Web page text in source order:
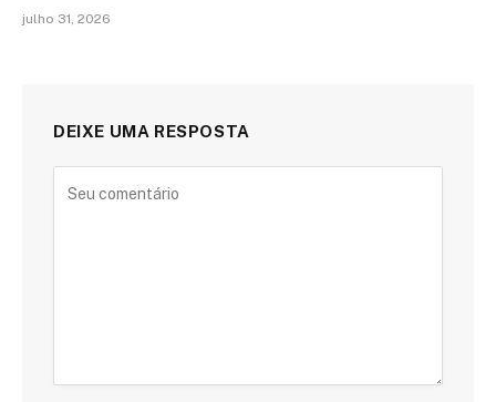
julho 31, 2026
DEIXE UMA RESPOSTA